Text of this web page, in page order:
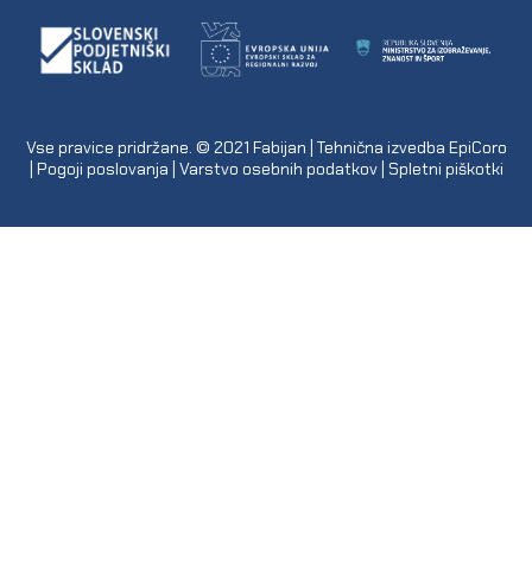
Vse pravice pridržane. © 2021 Fabijan | Tehnična izvedba EpiCoro
Pogoji poslovanja Varstvo osebnih podatkov| Spletni piškotki